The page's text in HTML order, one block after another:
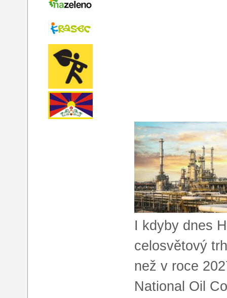
I kdyby dnes
celosvětový
než v roce
National Oil